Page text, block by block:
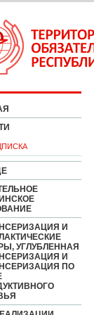
И
УГЛУБЛЕННАЯ
И
ПО